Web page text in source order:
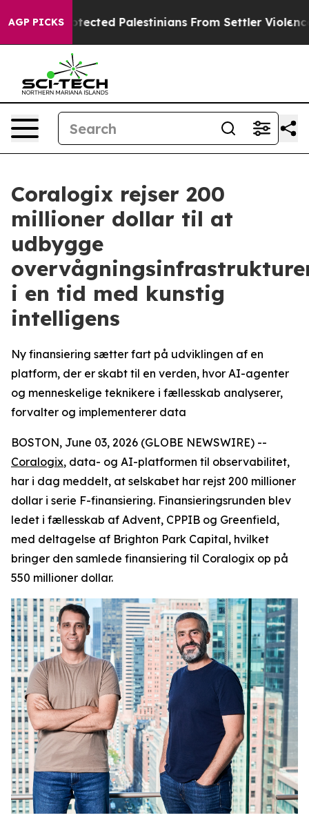
AGP PICKS
Protected Palestinians From Settler Violence
Coralogix rejser 200
millioner dollar til at
udbygge
i en tid med kunstig
intelligens
Ny finansiering sætter fart på udviklingen af en
platform, der er skabt til en verden, hvor AI-agenter
og menneskelige teknikere i fællesskab analyserer,
forvalter og implementerer data
BOSTON, June 03, 2026 (GLOBE NEWSWIRE) --
Coralogix, data- og AI-platformen til observabilitet,
har i dag meddelt, at selskabet har rejst 200 millioner
dollar i serie F-finansiering. Finansieringsrunden blev
ledet i fællesskab af Advent, CPPIB og Greenfield,
med deltagelse af Brighton Park Capital, hvilket
bringer den samlede finansiering til Coralogix op på
550 millioner dollar.